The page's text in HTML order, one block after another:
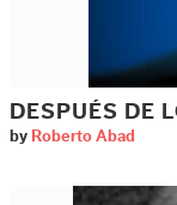
DESPUÉS DE
by Roberto Abad